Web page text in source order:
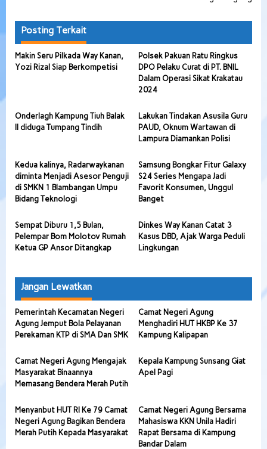
Posting Terkait
Makin Seru Pilkada Way Kanan,
Yozi Rizal Siap Berkompetisi
Polsek Pakuan Ratu Ringkus
DPO Pelaku Curat di PT. BNIL
Dalam Operasi Sikat Krakatau
2024
Onderlagh Kampung Tiuh Balak
II diduga Tumpang Tindih
Lakukan Tindakan Asusila Guru
PAUD, Oknum Wartawan di
Lampura Diamankan Polisi
Kedua kalinya, Radarwaykanan
diminta Menjadi Asesor Penguji
di SMKN 1 Blambangan Umpu
Bidang Teknologi
Samsung Bongkar Fitur Galaxy
S24 Series Mengapa Jadi
Favorit Konsumen, Unggul
Banget
Sempat Diburu 1,5 Bulan,
Pelempar Bom Molotov Rumah
Ketua GP Ansor Ditangkap
Dinkes Way Kanan Catat 3
Kasus DBD, Ajak Warga Peduli
Lingkungan
Jangan Lewatkan
Pemerintah Kecamatan Negeri
Agung Jemput Bola Pelayanan
Perekaman KTP di SMA Dan SMK
Camat Negeri Agung
Menghadiri HUT HKBP Ke 37
Kampung Kalipapan
Camat Negeri Agung Mengajak
Masyarakat Binaannya
Memasang Bendera Merah Putih
Kepala Kampung Sunsang Giat
Apel Pagi
Menyanbut HUT RI Ke 79 Camat
Negeri Agung Bagikan Bendera
Merah Putih Kepada Masyarakat
Camat Negeri Agung Bersama
Mahasiswa KKN Unila Hadiri
Rapat Bersama di Kampung
Bandar Dalam